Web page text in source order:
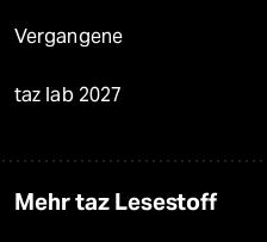
Vergangene
taz lab 2027
Mehr taz Lesestoff